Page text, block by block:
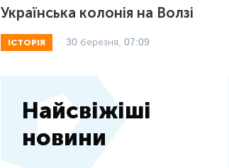
Українська колонія на Волзі
ІСТОРІЯ 30 березня, 07:09
Найсвіжіші
новини